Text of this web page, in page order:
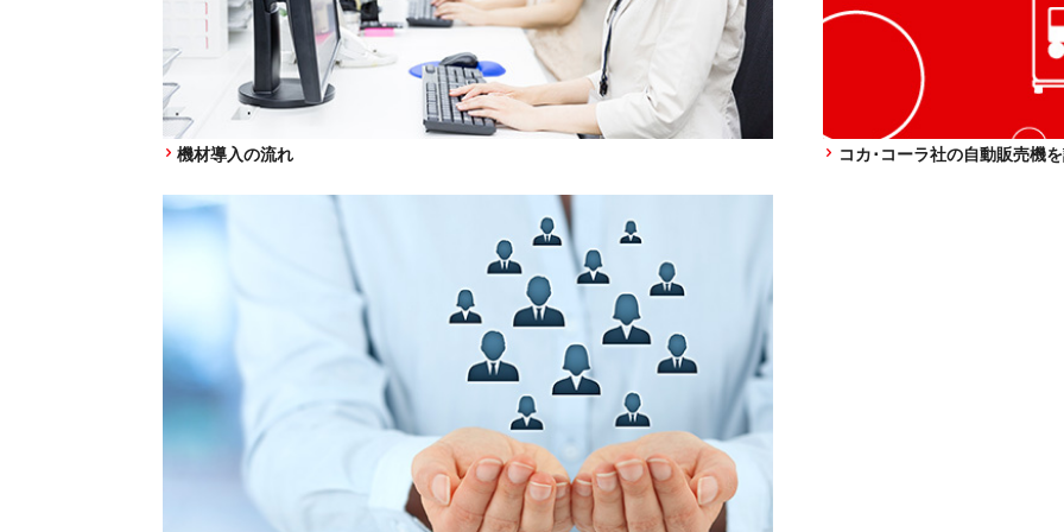
機材導入の流れ コカ･コーラ社の自動販売機